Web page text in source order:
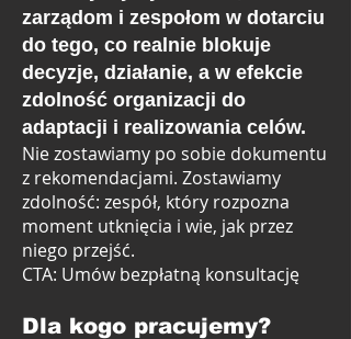
zarządom i zespołom w dotarciu
do tego, co realnie blokuje
decyzje, działanie, a w efekcie
zdolność organizacji do
adaptacji i realizowania celów.
Nie zostawiamy po sobie dokumentu
z rekomendacjami. Zostawiamy
zdolność: zespół, który rozpozna
moment utknięcia i wie, jak przez
niego przejść.
CTA: Umów bezpłatną konsultację
Dla kogo pracujemy?